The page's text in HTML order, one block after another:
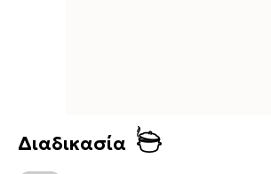
Διαδικασία